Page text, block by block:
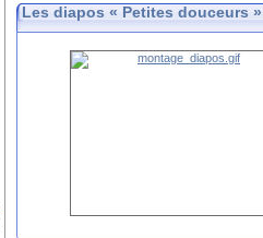
Les diapos « Petites douceurs »